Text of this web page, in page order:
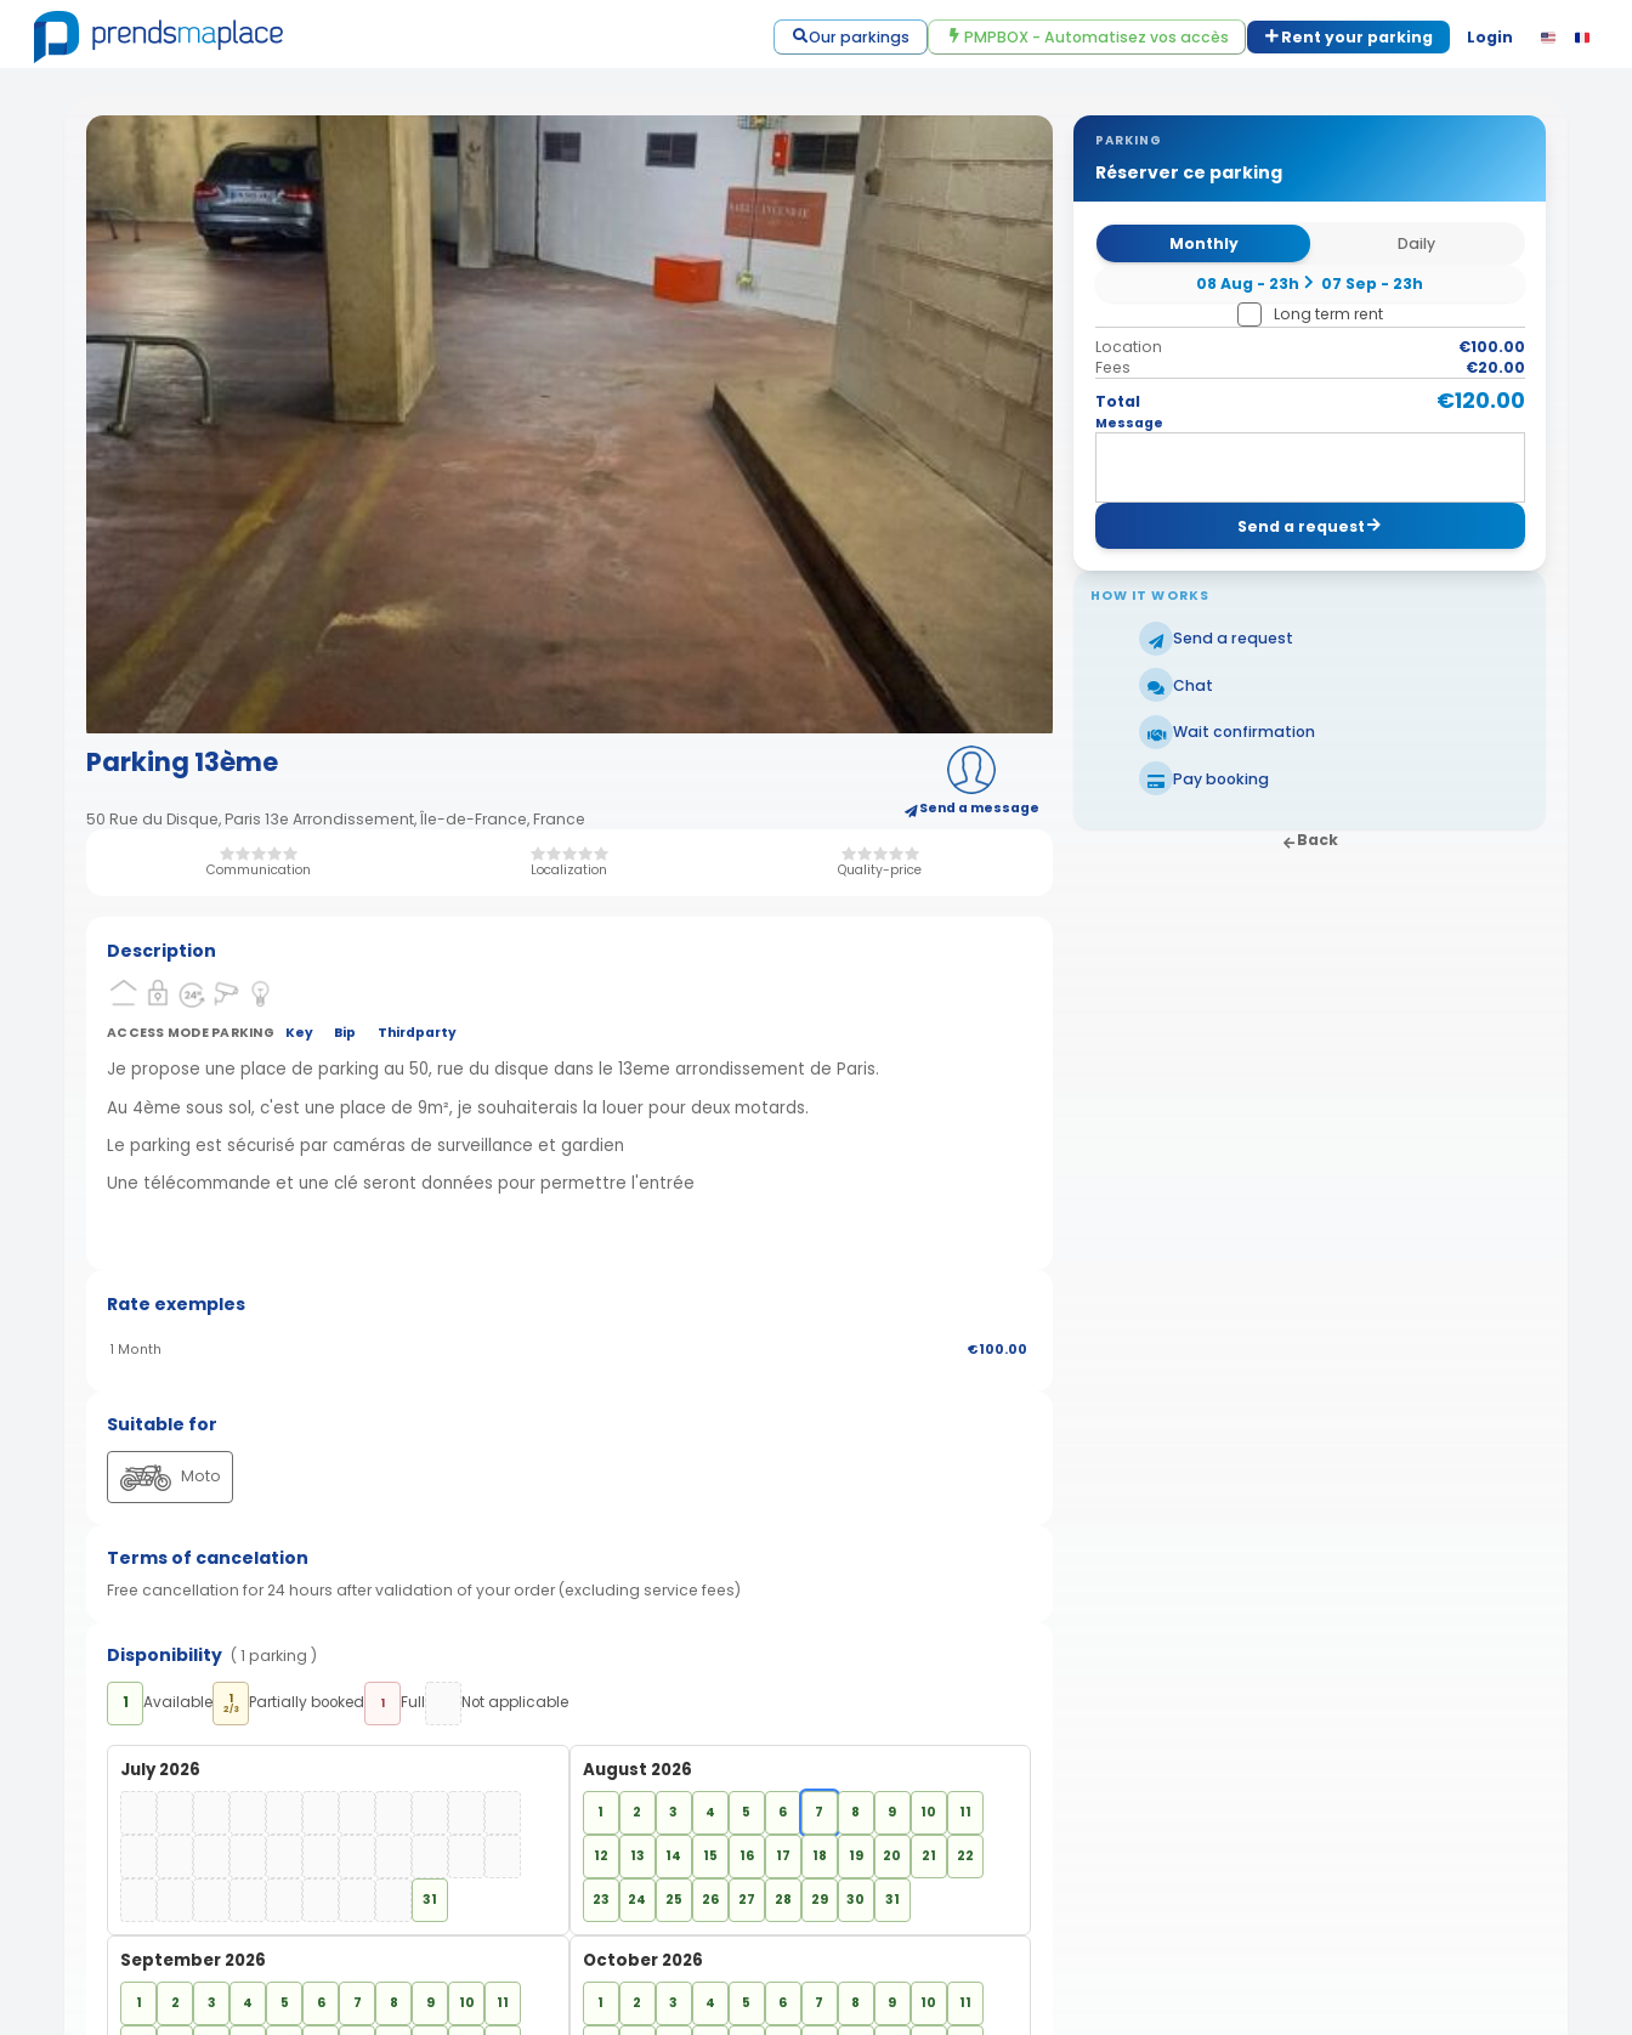
Our parkings PMPBOX - Automatisez vos accès Rent your parking Login
Parking 13ème
50 Rue du Disque, Paris 13e Arrondissement, Île-de-France, France Send a message
Communication Localization Quality-price
PARKING
Réserver ce parking
Monthly
Daily
08 Aug - 23h
07 Sep - 23h
Long term rent
Location
€100.00
Fees
€20.00
Total
€120.00
Message
Send a request
HOW IT WORKS
Send a request
Chat
Wait confirmation
Pay booking
Back
Description
ACCESS MODE PARKING Key Bip Thirdparty
Je propose une place de parking au 50, rue du disque dans le 13eme arrondissement de Paris.
Au 4ème sous sol, c'est une place de 9m², je souhaiterais la louer pour deux motards.
Le parking est sécurisé par caméras de surveillance et gardien
Une télécommande et une clé seront données pour permettre l'entrée
Rate exemples
1 Month €100.00
Suitable for
Moto
Terms of cancelation
Free cancellation for 24 hours after validation of your order (excluding service fees)
Disponibility ( 1 parking )
1 Available 1
2/3 Partially booked 1 Full Not applicable
July 2026
31
August 2026
1 2 3 4 5 6 7 8 9 10 11
12 13 14 15 16 17 18 19 20 21 22
23 24 25 26 27 28 29 30 31
September 2026
1 2 3 4 5 6 7 8 9 10 11
October 2026
1 2 3 4 5 6 7 8 9 10 11